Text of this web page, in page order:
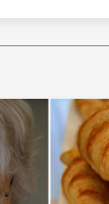
kungahuset
kungahuset
kungahuset